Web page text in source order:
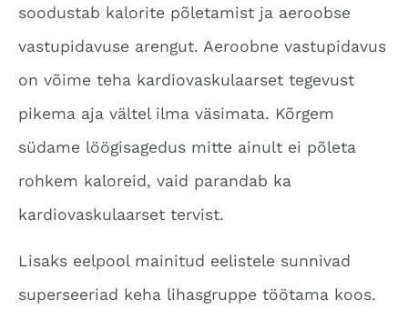
soodustab kalorite põletamist ja aeroobse
vastupidavuse arengut. Aeroobne vastupidavus
on võime teha kardiovaskulaarset tegevust
pikema aja vältel ilma väsimata. Kõrgem
südame löögisagedus mitte ainult ei põleta
rohkem kaloreid, vaid parandab ka
kardiovaskulaarset tervist.
Lisaks eelpool mainitud eelistele sunnivad
superseeriad keha lihasgruppe töötama koos.